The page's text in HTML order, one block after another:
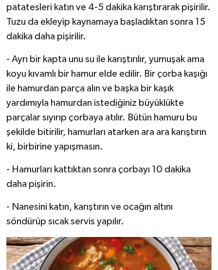
patatesleri katın ve 4-5 dakika karıştırarak pişirilir.
Tuzu da ekleyip kaynamaya başladıktan sonra 15
dakika daha pişirilir.
- Ayrı bir kapta unu su ile karıştırılır, yumuşak ama
koyu kıvamlı bir hamur elde edilir. Bir çorba kaşığı
ile hamurdan parça alın ve başka bir kaşık
yardımıyla hamurdan istediğiniz büyüklükte
parçalar sıyırıp çorbaya atılır. Bütün hamuru bu
şekilde bitirilir, hamurları atarken ara ara karıştırın
ki, birbirine yapışmasın.
- Hamurları kattıktan sonra çorbayı 10 dakika
daha pişirin.
- Nanesini katın, karıştırın ve ocağın altını
söndürüp sıcak servis yapılır.